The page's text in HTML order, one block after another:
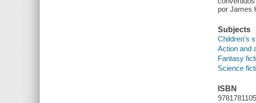
por James
Subjects
Children's
Action and
Fantasy
Science
ISBN